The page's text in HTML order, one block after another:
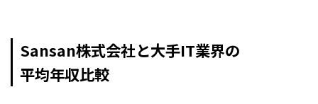
Sansan株式会社と大手IT業界の
平均年収比較